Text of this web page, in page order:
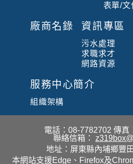
表單/文
廠商名錄 資訊專區
污水處理
求職求才
網路資源
服務中心簡介
組織架構
電話：08-7782702 傳真
聯絡信箱：
地址：屏東縣內埔鄉豐
本網站支援Edge、Firefox及